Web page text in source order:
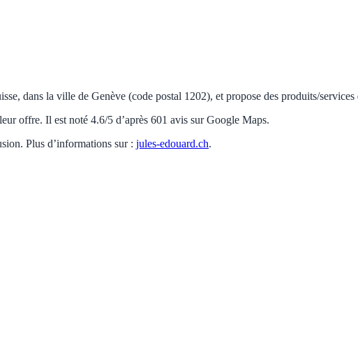
dans la ville de Genève (code postal 1202), et propose des produits/services
offre. Il est noté 4.6/5 d’après 601 avis sur Google Maps.
Plus d’informations sur : jules-edouard.ch.